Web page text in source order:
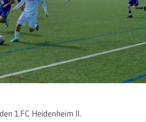
1.FC Heidenheim II.